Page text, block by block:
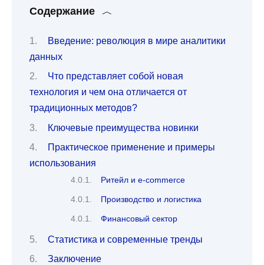
Содержание
Введение: революция в мире аналитики
данных
Что представляет собой новая
технология и чем она отличается от
традиционных методов?
Ключевые преимущества новинки
Практическое применение и примеры
использования
Ритейл и e-commerce
Производство и логистика
Финансовый сектор
Статистика и современные тренды
Заключение